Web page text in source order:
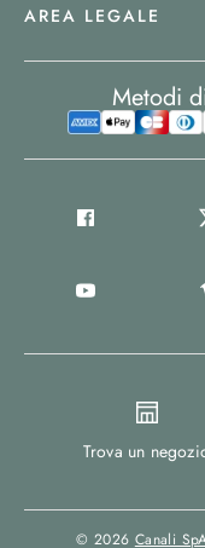
AREA LEGALE
Trova un
Metodi
© 2026 Canali